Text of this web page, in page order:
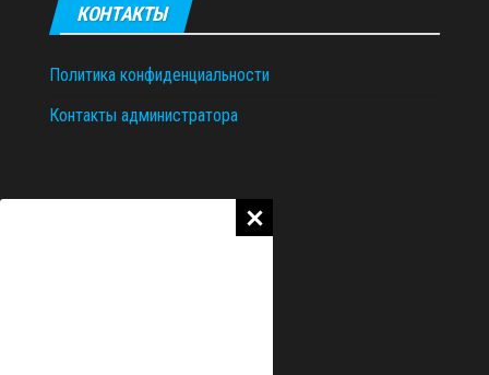
КОНТАКТЫ
Политика конфиденциальности
Контакты администратора